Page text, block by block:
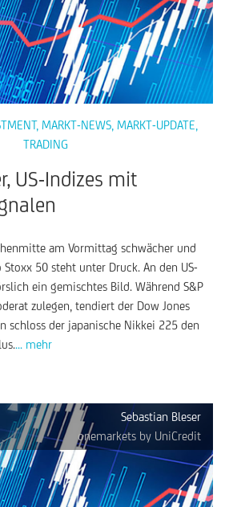
, MARKT-NEWS, MARKT-UPDATE
TRADING
US-Indizes mit
am Vormittag schwächer und
50 steht unter Druck. An den US-
ein gemischtes Bild. Während S&P
zulegen, tendiert der Dow Jones
schloss der japanische Nikkei 225 den
... mehr
Sebastian Bleser
onemarkets by UniCredit